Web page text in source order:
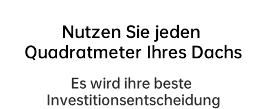
Nutzen Sie jeden
Quadratmeter Ihres Dachs
Es wird ihre beste
Investitionsentscheidung